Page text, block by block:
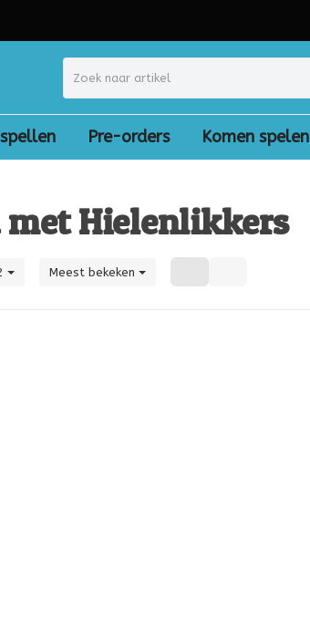
Pre-orders Komen spelen
Hielenlikkers
Meest bekeken